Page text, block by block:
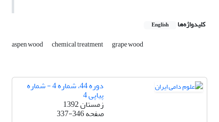
کلیدواژه‌ها English
aspen wood chemical treatment grape wood
دوره 44، شماره 4 - شماره
پیاپی 4
زمستان 1392
صفحه337-346